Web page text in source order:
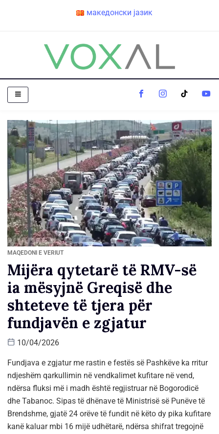
македонски јазик
MAQEDONI E VERIUT
Mijëra qytetarë të RMV-së
ia mësyjnë Greqisë dhe
shteteve të tjera për
fundjavën e zgjatur
10/04/2026
Fundjava e zgjatur me rastin e festës së Pashkëve ka rritur
ndjeshëm qarkullimin në vendkalimet kufitare në vend,
ndërsa fluksi më i madh është regjistruar në Bogorodicë
dhe Tabanoc. Sipas të dhënave të Ministrisë së Punëve të
Brendshme, gjatë 24 orëve të fundit në këto dy pika kufitare
kanë kaluar mbi 16 mijë udhëtarë, ndërsa shifrat tregojnë